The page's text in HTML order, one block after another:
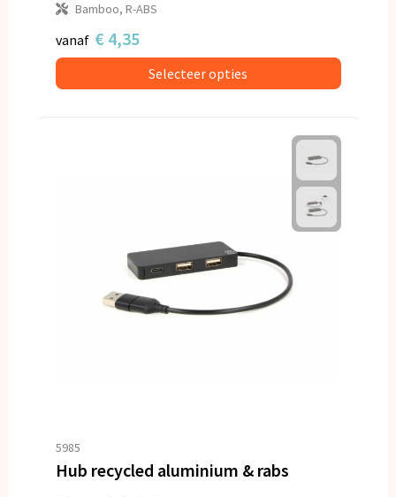
Bamboo, R-ABS
vanaf € 4,35
Selecteer opties
5985
Hub recycled aluminium & rabs